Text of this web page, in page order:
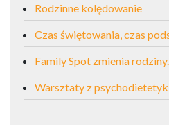
Rodzinne kolędowanie
Czas świętowania, czas
Family Spot zmienia rodziny.
Warsztaty z